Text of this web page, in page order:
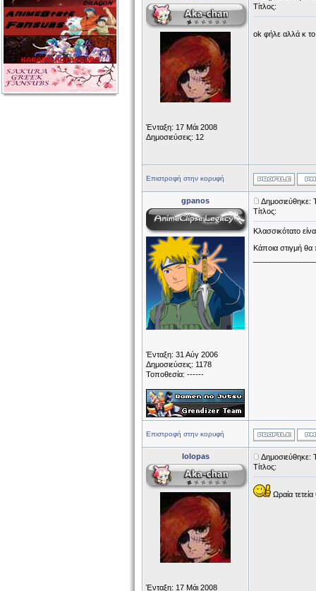
Ένταξη: 17 Μάι 2008
Δημοσιεύσεις: 12
Τίτλος:
ok φήλε αλλά κ
Επιστροφή στην κορυφή
gpanos
Ένταξη: 31 Αύγ 2006
Δημοσιεύσεις: 1178
Τοποθεσία: ------
Δημοσιεύθηκε:
Τίτλος:
Κλασσικότατο
Κάποια στιγμή θα
Επιστροφή στην κορυφή
lolopas
Ένταξη: 17 Μάι 2008
Δημοσιεύθηκε:
Τίτλος:
Ωραία